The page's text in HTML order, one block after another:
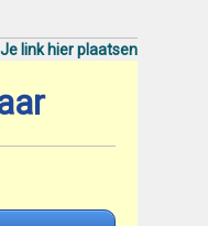
Je link hier plaatsen